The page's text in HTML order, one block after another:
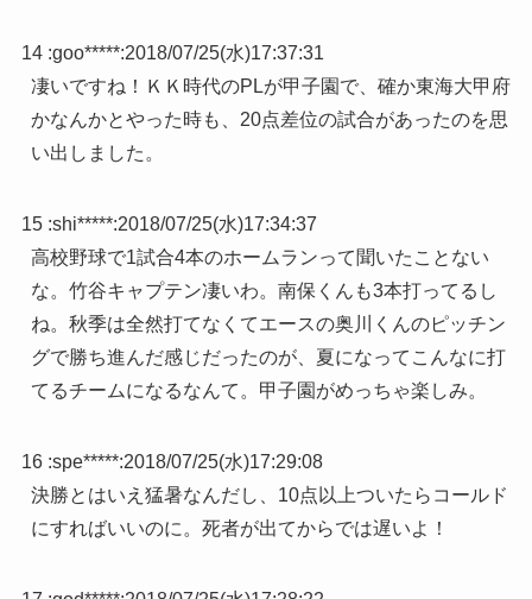
14 :goo*****:2018/07/25(水)17:37:31
凄いですね！ＫＫ時代のPLが甲子園で、確か東海大甲府
かなんかとやった時も、20点差位の試合があったのを思
い出しました。
15 :shi*****:2018/07/25(水)17:34:37
高校野球で1試合4本のホームランって聞いたことない
な。竹谷キャプテン凄いわ。南保くんも3本打ってるし
ね。秋季は全然打てなくてエースの奥川くんのピッチン
グで勝ち進んだ感じだったのが、夏になってこんなに打
てるチームになるなんて。甲子園がめっちゃ楽しみ。
16 :spe*****:2018/07/25(水)17:29:08
決勝とはいえ猛暑なんだし、10点以上ついたらコールド
にすればいいのに。死者が出てからでは遅いよ！